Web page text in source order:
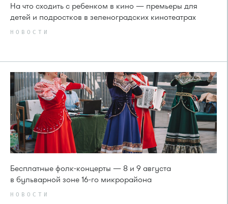
На что сходить с ребенком в кино — премьеры для
детей и подростков в зеленоградских кинотеатрах
НОВОСТИ
Бесплатные фолк-концерты — 8 и 9 августа
в бульварной зоне 16-го микрорайона
НОВОСТИ